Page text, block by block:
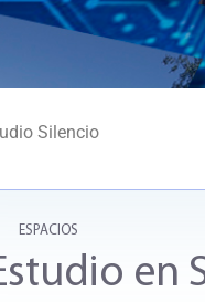
Silencio
ESPACIOS
en